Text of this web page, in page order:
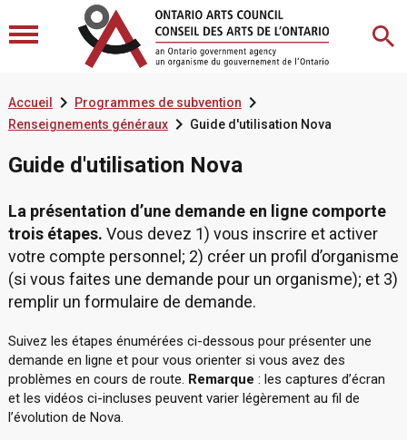
Accueil  Programmes de subvention
Renseignements généraux Guide d'utilisation Nova
Guide d'utilisation Nova
La présentation d’une demande en ligne comporte
trois étapes. Vous devez 1) vous inscrire et activer
votre compte personnel; 2) créer un profil d’organisme
(si vous faites une demande pour un organisme); et 3)
remplir un formulaire de demande.
Suivez les étapes énumérées ci-dessous pour présenter une
demande en ligne et pour vous orienter si vous avez des
problèmes en cours de route. Remarque : les captures d’écran
et les vidéos ci-incluses peuvent varier légèrement au fil de
l’évolution de Nova.